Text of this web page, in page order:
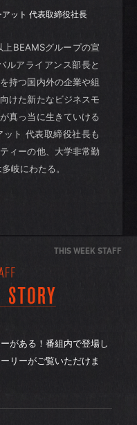
アット 代表取締役社長
BEAMSグループの宣
ルアライアンス部長と
持つ国内外の企業や組
けた新たなビジネスモ
真っ当に生きていける
ト 代表取締役社長も
ィーの他、大学非常勤
岐にわたる。
THIS WEEK STAFF
がある！番組内で登場し
リーがご覧いただけま